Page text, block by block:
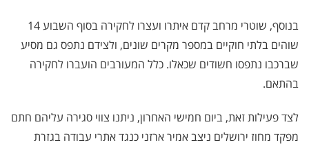
בנוסף, שוטרי מרחב קדם איתרו ועצרו לחקירה בסוף השבוע 14
שוהים בלתי חוקיים במספר מקרים שונים, ולצידם נתפס גם מסיע
שברכבו נתפסו חשודים שכאלו. כלל המעורבים הועברו לחקירה
בהתאם.
לצד פעילות זאת, ביום חמישי האחרון, ניתנו צווי סגירה עליהם חתם
מפקד מחוז ירושלים ניצב אמיר ארזני כנגד אתרי עבודה בגזרת